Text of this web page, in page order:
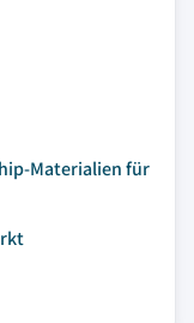
Materialien für